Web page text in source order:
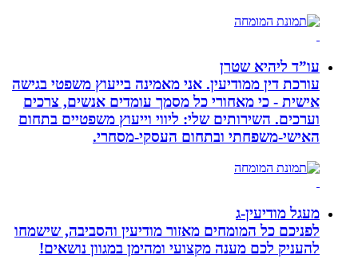
עו”ד ליהיא שטרן
עורכת דין ממודיעין. אני מאמינה בייעוץ משפטי בגישה
אישית - כי מאחורי כל מסמך עומדים אנשים, צרכים
וערכים. השירותים שלי: ליווי וייעוץ משפטיים בתחום
האישי-משפחתי ובתחום העסקי-מסחרי.
מעגל מודיעין-ג
לפניכם כל המומחים מאזור מודיעין והסביבה, שישמחו
להעניק לכם מענה מקצועי ומהימן במגוון נושאים!